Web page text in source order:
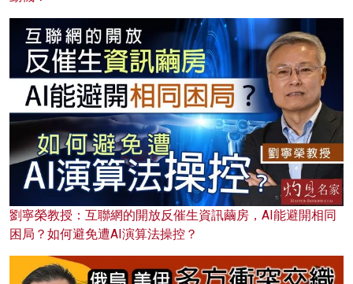
劉寧榮教授：互聯網的開放反催生資訊繭房，AI能避開相同
困局？如何避免遭AI演算法操控？